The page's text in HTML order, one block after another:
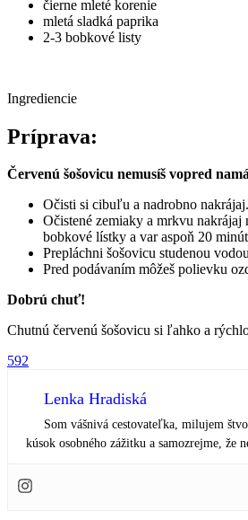
čierne mleté korenie
mletá sladká paprika
2-3 bobkové listy
Ingrediencie
Príprava:
Červenú šošovicu nemusíš vopred
Očisti si cibuľu a nadrobno
Očistené zemiaky a mrkvu
bobkové lístky a var aspoň 20
Prepláchni šošovicu studenou
Pred podávaním môžeš polievku
Dobrú chuť!
Chutnú červenú šošovicu si ľahko a
592
Lenka Hradiská
Som vášnivá cestovateľka, milujem
kúsok osobného zážitku a samozrejme, že